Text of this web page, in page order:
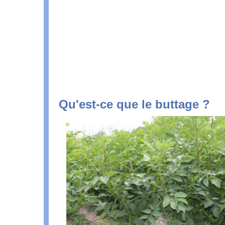
Qu'est-ce que le buttage ?